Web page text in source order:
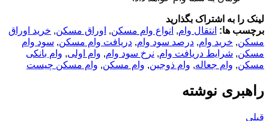
لینک را به اشتراک بگذارید
برچسب ها: انتقال وام, انواع وام مسکن, اوراق مسکن, خرید اوراق
مسکن, خرید وام, درصد سود وام, دریافت وام مسکن, سود وام
مسکن, شرایط دریافت وام, نرخ سود وام, وام اولی, وام بانکی
مسکن, وام جعاله, وام ذوجین, وام مسکن, وام مسکن چیست
راهبری نوشته
قبلی